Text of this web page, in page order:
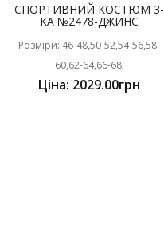
СПОРТИВНИЙ КОСТЮМ 3-
КА №2478-ДЖИНС
Розміри: 46-48,50-52,54-56,58-
60,62-64,66-68,
Ціна: 2029.00грн